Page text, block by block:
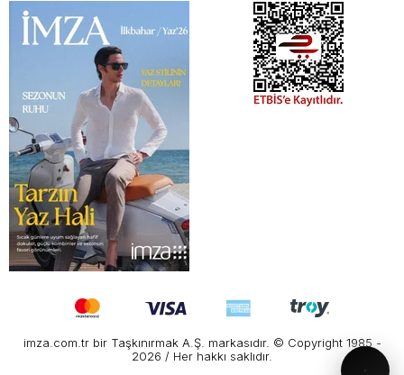
imza.com.tr bir Taşkınırmak A.Ş. markasıdır. © Copyright 1985 -
2026 / Her hakkı saklıdır.